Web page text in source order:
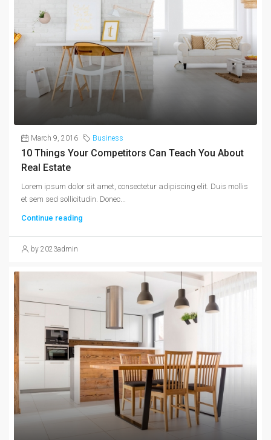
March 9, 2016 Business
10 Things Your Competitors Can Teach You About
Real Estate
Lorem ipsum dolor sit amet, consectetur adipiscing elit. Duis mollis
et sem sed sollicitudin. Donec...
Continue reading
by 2023admin